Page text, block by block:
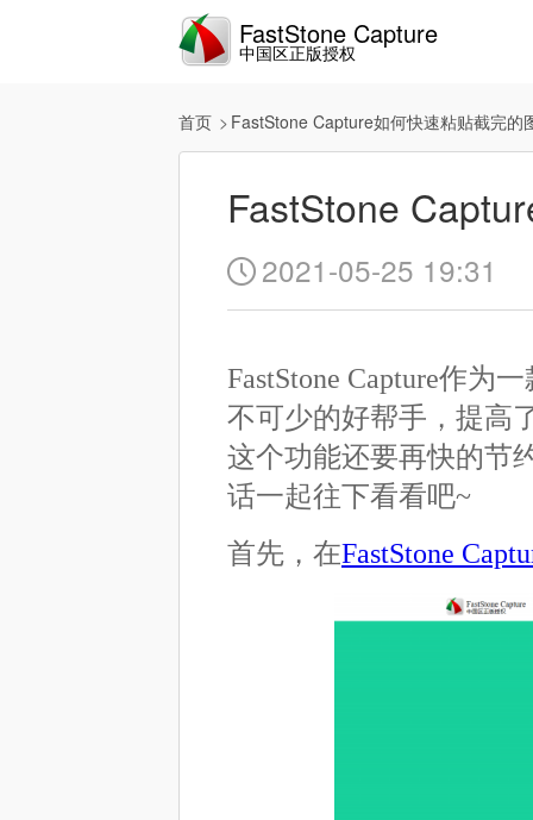
FastStone Capture
中国区正版授权
首页 FastStone Capture如何快速粘贴截完的
FastStone
 2021-05-25 19:31
FastStone Capture作为
不可少的好帮手，提高
这个功能还要再快的节
话一起往下看看吧~
首先，在FastStone